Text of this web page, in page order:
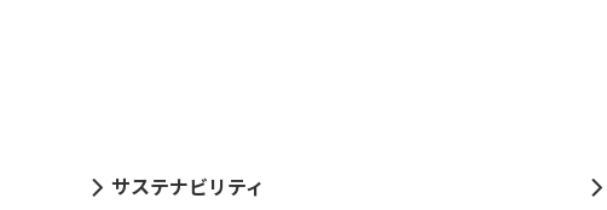
サステナビリティ